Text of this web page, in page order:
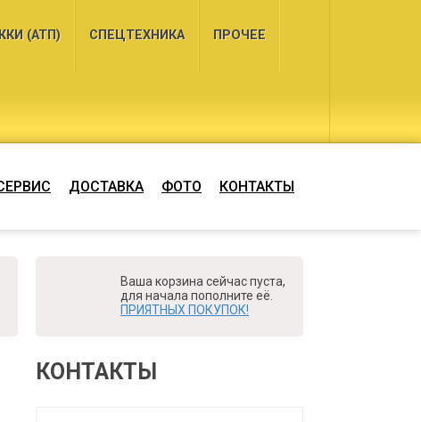
(АТП) СПЕЦТЕХНИКА ПРОЧЕЕ
ДОСТАВКА ФОТО КОНТАКТЫ
Ваша корзина сейчас пуста,
для начала пополните её.
ПРИЯТНЫХ ПОКУПОК!
КОНТАКТЫ